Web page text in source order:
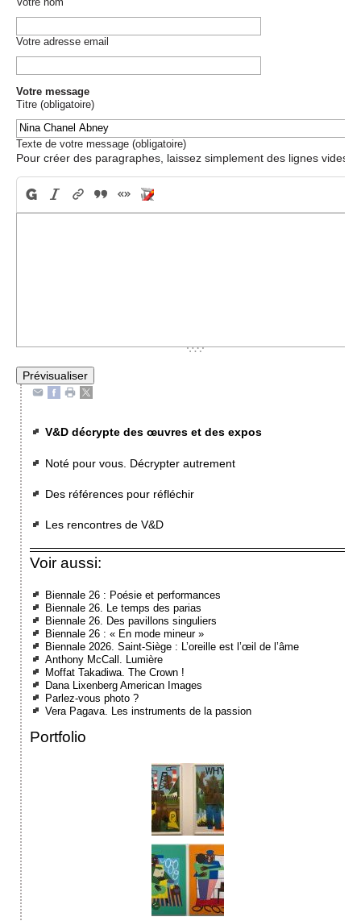
Votre adresse email
Votre message
Titre (obligatoire)
Texte de votre message (obligatoire)
Pour créer des paragraphes, laissez simplement des lignes vides.
V&D décrypte des œuvres et des expos
Noté pour vous. Décrypter autrement
Des références pour réfléchir
Les rencontres de V&D
Voir aussi:
Biennale 26 : Poésie et performances
Biennale 26. Le temps des parias
Biennale 26. Des pavillons singuliers
Biennale 26 : « En mode mineur »
Biennale 2026. Saint-Siège : L’oreille est l’œil de l’âme
Anthony McCall. Lumière
Moffat Takadiwa. The Crown !
Dana Lixenberg American Images
Parlez-vous photo ?
Vera Pagava. Les instruments de la passion
Portfolio